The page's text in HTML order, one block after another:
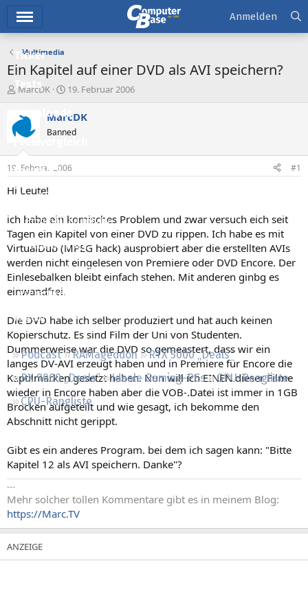
Ticker
Tests
Downloads
Preisvergleich
Forum
Aktuelles
Empfohlene Inhalte
Neue Beiträge
Neueste Aktivitäten
Leserartikel
Regeln
Podcast RAMageddon
RTX 5000 „Deals“
RX 9000 „Deals“
Ideale Gaming-PCs
GPU-Rangliste
CPU-Rangliste
Anmelden
Multimedia
Ein Kapitel auf einer DVD als AVI speichern?
E
s
t
e
e
MarcDK
E
s
e
l
t
19. Februar 2006
MarcDK
Banned
19. Februar 2006 #1
Hi Leute!
ich habe ein komisches Problem und zwar versuch eich seit
Tagen ein Kapitel von einer DVD zu rippen. Ich habe es mit
VirtualDub (MPEG hack) ausprobiert aber die erstellten AVIs
werden nicht eingelesen von Premiere oder DVD Encore. Der
Einlesebalken bleibt einfach stehen. Mit anderen ginbg es
einwandfrei.
Die DVD habe ich selber produziert und hat auch keinen
Kopierschutz. Es sind Film der Uni von Studenten.
Dummerweise war die DVD so gemeastert, dass wir ein
langes DV-AVI erzeugt haben und in Premiere für Encore die
Kaptilmarken gesetzt haben. Nun will ich EINEN dieser Filme
wieder in Encore haben aber die VOB-.Datei ist immer in 1GB
Brocken aufgeteilt und wie gesagt, ich bekomme den
Abschnitt nicht gerippt.
Gibt es ein anderes Program. bei dem ich sagen kann: "Bitte
Kapitel 12 als AVI speichern. Danke"?
---
Mehr solcher tollen Kommentare gibt es in meinem Blog:
https://Marc.TV